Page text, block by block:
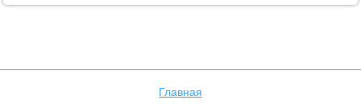
Главная